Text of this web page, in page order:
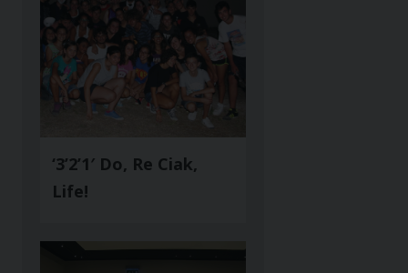
‘3’2’1′ Do, Re Ciak,
Life!